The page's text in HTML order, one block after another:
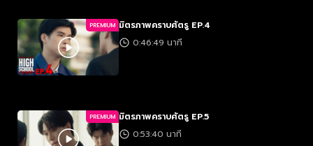
PREMIUM มิตรภาพคราบศัตรู EP.4
0:46:49 นาที
PREMIUM มิตรภาพคราบศัตรู EP.5
0:53:40 นาที